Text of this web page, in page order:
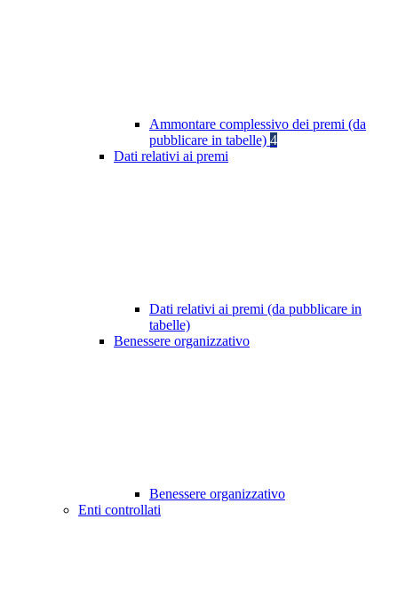
Ammontare complessivo dei premi (da
pubblicare in tabelle) 4
Dati relativi ai premi
Dati relativi ai premi (da pubblicare in
tabelle)
Benessere organizzativo
Benessere organizzativo
Enti controllati